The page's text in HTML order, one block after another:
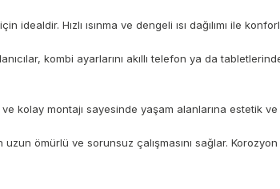
Hızlı ısınma ve dengeli ısı dağılımı ile
kombi ayarlarını akıllı telefon ya da
kolay montajı sayesinde yaşam alanlarına estetik
ömürlü ve sorunsuz çalışmasını sağlar. Korozyon